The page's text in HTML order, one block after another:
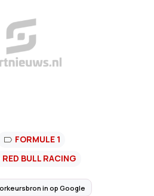
FORMULE 1
RED BULL RACING
in op Google